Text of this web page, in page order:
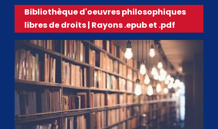
Bibliothèque d'oeuvres philosophiques
libres de droits | Rayons .epub et .pdf